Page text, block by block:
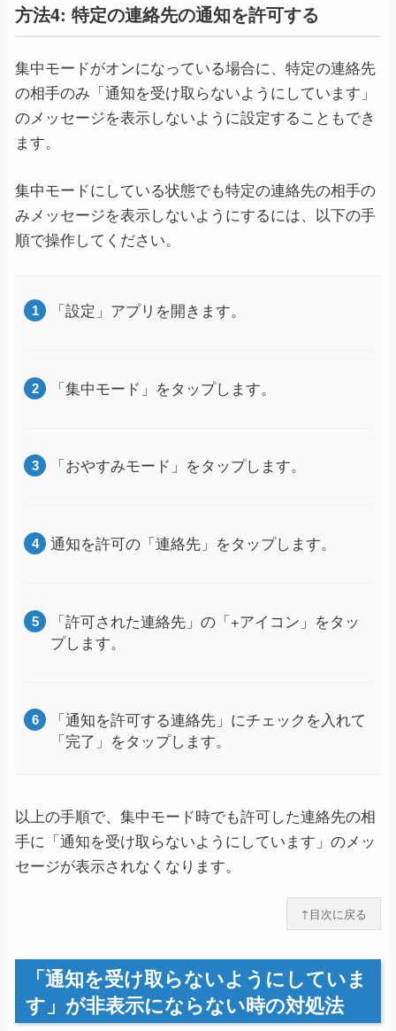
方法4: 特定の連絡先の通知を許可する
集中モードがオンになっている場合に、特定の連絡先
の相手のみ「通知を受け取らないようにしています」
のメッセージを表示しないように設定することもでき
ます。
集中モードにしている状態でも特定の連絡先の相手の
みメッセージを表示しないようにするには、以下の手
順で操作してください。
「設定」アプリを開きます。
「集中モード」をタップします。
「おやすみモード」をタップします。
通知を許可の「連絡先」をタップします。
「許可された連絡先」の「+アイコン」をタッ
プします。
「通知を許可する連絡先」にチェックを入れて
「完了」をタップします。
以上の手順で、集中モード時でも許可した連絡先の相
手に「通知を受け取らないようにしています」のメッ
セージが表示されなくなります。
↑目次に戻る
「通知を受け取らないようにしていま
す」が非表示にならない時の対処法